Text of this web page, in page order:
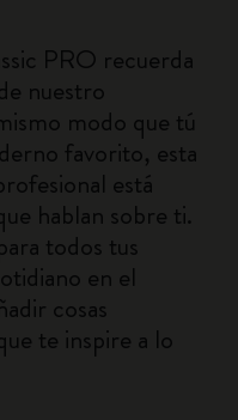
PRO recuerda
nuestro
modo que tú
favorito, esta
está
hablan sobre ti.
todos tus
en el
cosas
te inspire a lo